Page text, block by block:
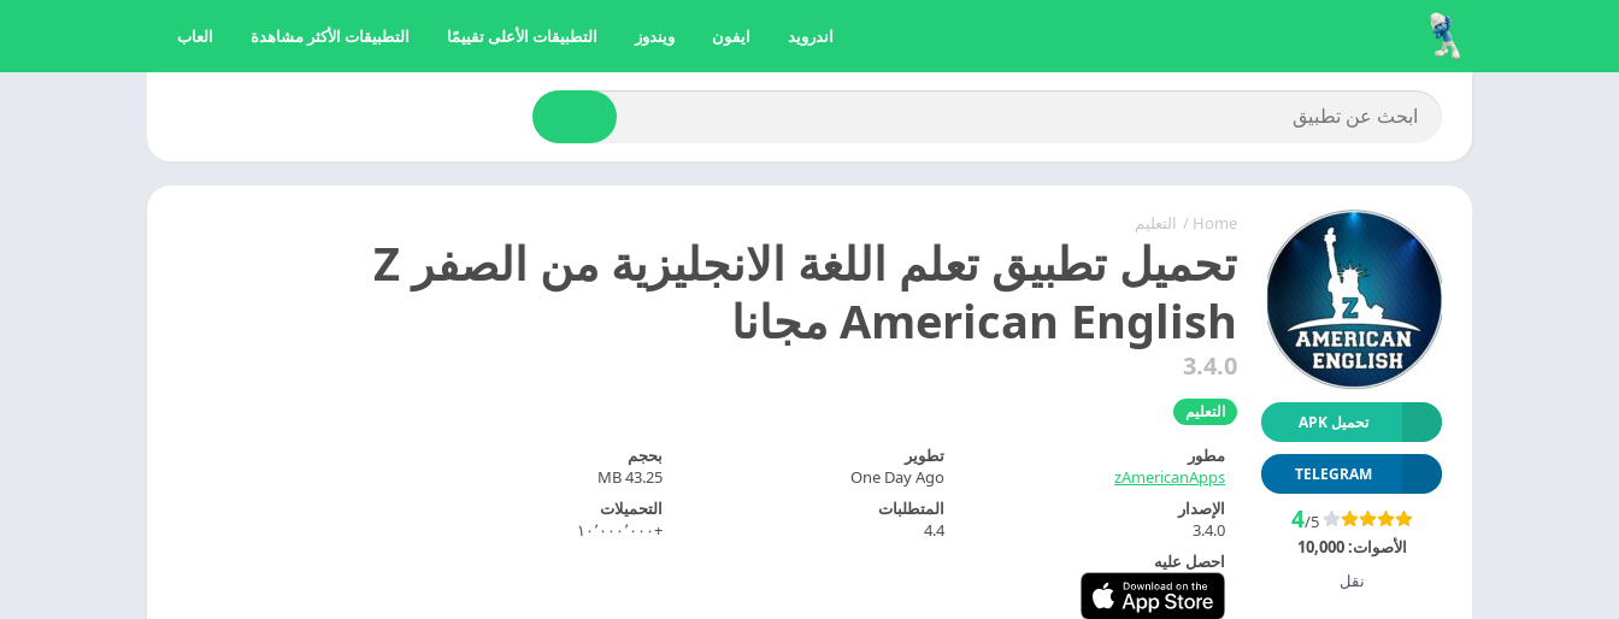
اندرويد ايفون ويندوز التطبيقات الأعلى تقييمًا التطبيقات الأكثر مشاهدة العاب
Home
/ التعليم
تحميل تطبيق تعلم اللغة الانجليزية من الصفر Z
American English مجانا
3.4.0
التعليم
تحميل APK
TELEGRAM
4/5
الأصوات:10,000
نقل
مطور
zAmericanApps
تطوير
One Day Ago
بحجم
43.25 MB
الإصدار
3.4.0
المتطلبات
4.4
التحميلات
+١٠٬٠٠٠٬٠٠٠
احصل عليه